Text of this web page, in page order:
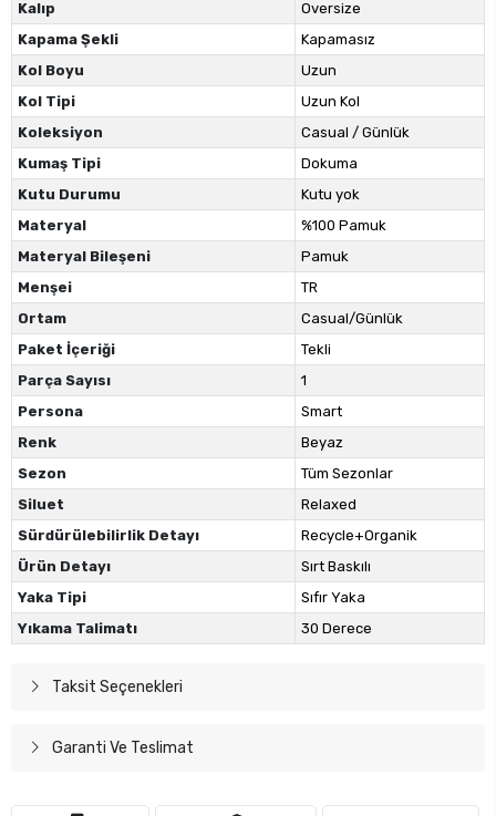
Kalıp
Oversize
Kapama Şekli
Kapamasız
Kol Boyu
Uzun
Kol Tipi
Uzun Kol
Koleksiyon
Casual / Günlük
Kumaş Tipi
Dokuma
Kutu Durumu
Kutu yok
Materyal
%100 Pamuk
Materyal Bileşeni
Pamuk
Menşei
TR
Ortam
Casual/Günlük
Paket İçeriği
Tekli
Parça Sayısı
1
Persona
Smart
Renk
Beyaz
Sezon
Tüm Sezonlar
Siluet
Relaxed
Sürdürülebilirlik Detayı
Recycle+Organik
Ürün Detayı
Sırt Baskılı
Yaka Tipi
Sıfır Yaka
Yıkama Talimatı
30 Derece
Taksit Seçenekleri
Garanti Ve Teslimat